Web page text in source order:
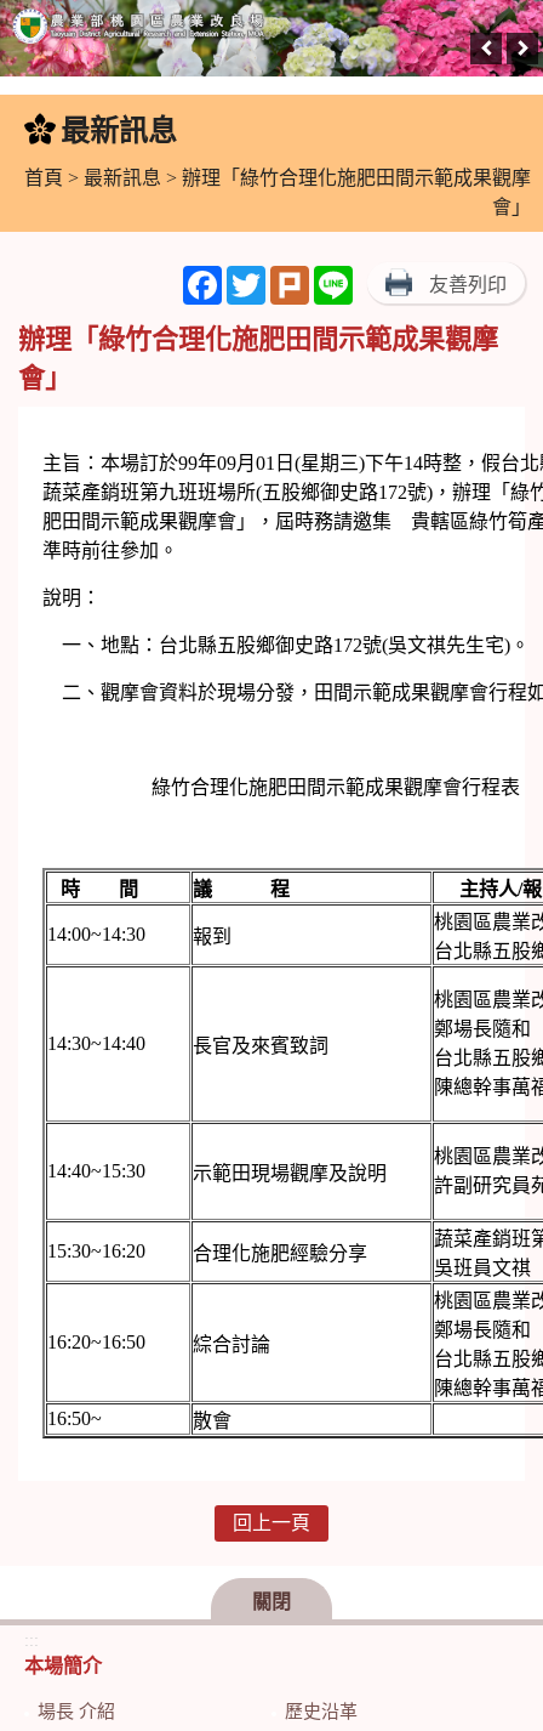
跳
容
最新訊息
首頁 > 最新訊息 > 辦理「綠竹合理化施肥田間示範成果觀摩
會」
FacebookTwitterPlurk Line 友善列印
辦理「綠竹合理化施肥田間示範成果觀摩
會」
主旨：本場訂於99年09月01日(星期三)下午14時整，假台
蔬菜產銷班第九班班場所(五股鄉御史路172號)，辦理「綠
肥田間示範成果觀摩會」，屆時務請邀集 貴轄區綠竹筍
準時前往參加。
說明：
一、地點：台北縣五股鄉御史路172號(吳文祺先生宅)。
二、觀摩會資料於現場分發，田間示範成果觀摩會行程
綠竹合理化施肥田間示範成果觀摩會行程表
時 間 議 程 主持人/
14:00~14:30 報到
桃園區農業
台北縣五股
14:30~14:40 長官及來賓致詞
桃園區農業
鄭場長隨和
台北縣五股
陳總幹事萬
14:40~15:30 示範田現場觀摩及說明
桃園區農業
許副研究員
15:30~16:20 合理化施肥經驗分享
蔬菜產銷班
吳班員文祺
16:20~16:50 綜合討論
桃園區農業
鄭場長隨和
台北縣五股
陳總幹事萬
16:50~
散會
回上一頁
關閉
:::
本場簡介
場長 介紹
歷史沿革